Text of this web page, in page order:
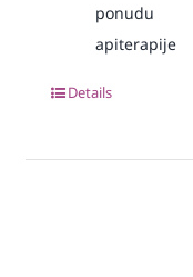
ponudu
apiterapije
Details